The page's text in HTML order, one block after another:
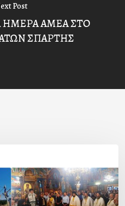
Post
ΗΜΕΡΑ ΑΜΕΑ ΣΤΟ
ΣΠΑΡΤΗΣ